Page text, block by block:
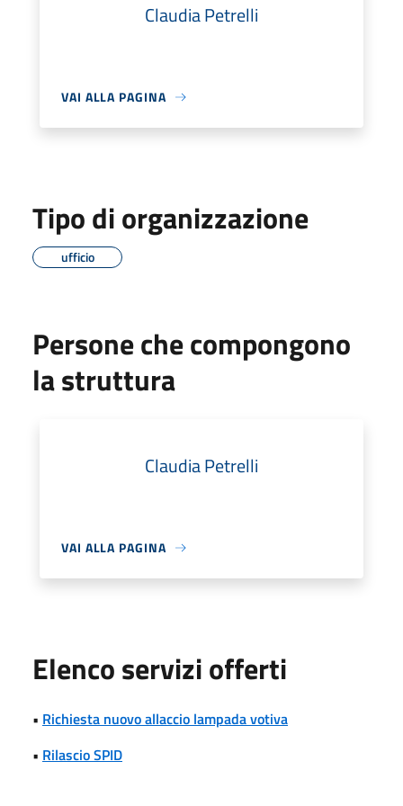
Claudia Petrelli
VAI ALLA PAGINA
Tipo di organizzazione
ufficio
Persone che compongono
la struttura
Claudia Petrelli
VAI ALLA PAGINA
Elenco servizi offerti
• Richiesta nuovo allaccio lampada votiva
• Rilascio SPID